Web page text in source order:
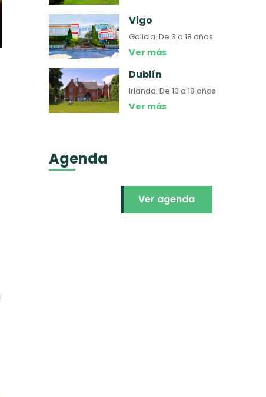
Vigo
Galicia.De 3 a 18 años
Ver más
Dublín
Irlanda.De 10 a 18 años
Ver más
Agenda
Ver agenda